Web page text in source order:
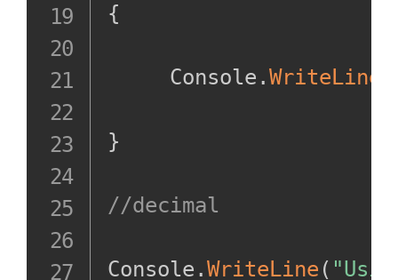
原始内插字
{
     Console
.WriteLine
}
//decimal
Console .WriteLine (